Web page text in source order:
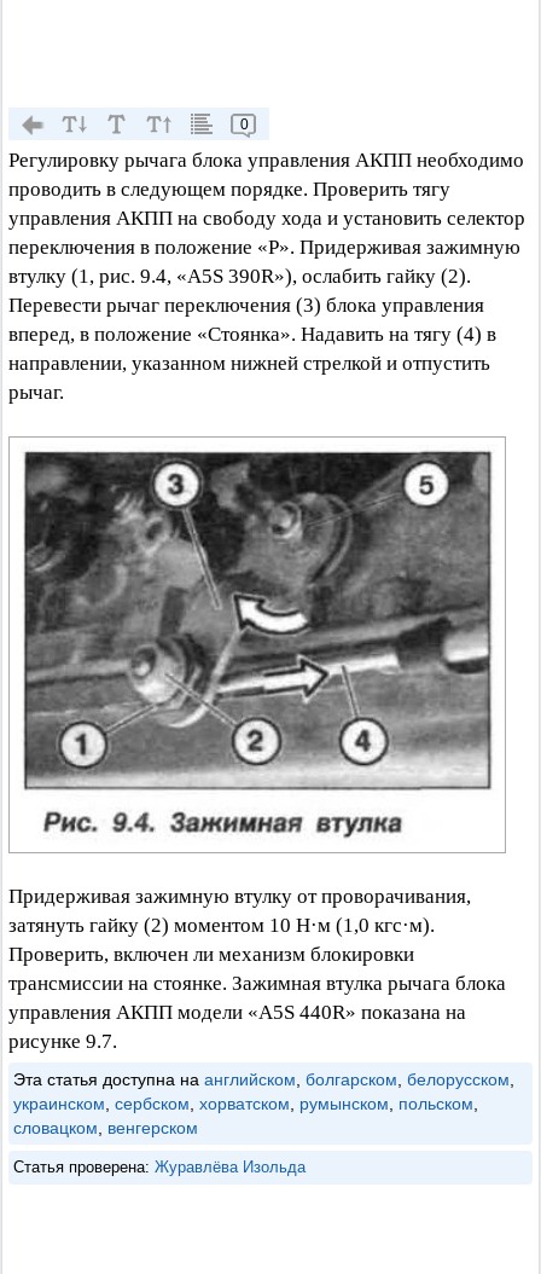
0
Регулировку рычага блока управления АКПП необходимо
проводить в следующем порядке. Проверить тягу
управления АКПП на свободу хода и установить селектор
переключения в положение «Р». Придерживая зажимную
втулку (1, рис. 9.4, «A5S 390R»), ослабить гайку (2).
Перевести рычаг переключения (3) блока управления
вперед, в положение «Стоянка». Надавить на тягу (4) в
направлении, указанном нижней стрелкой и отпустить
рычаг.
Придерживая зажимную втулку от проворачивания,
затянуть гайку (2) моментом 10 Н·м (1,0 кгс·м).
Проверить, включен ли механизм блокировки
трансмиссии на стоянке. Зажимная втулка рычага блока
управления АКПП модели «A5S 440R» показана на
рисунке 9.7.
Эта статья доступна на английском болгарском белорусском
украинском сербском хорватском румынском польском
словацком
венгерском
Статья проверена: Журавлёва Изольда